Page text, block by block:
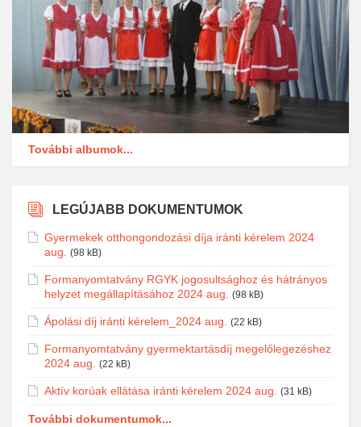
További albumok...
LEGÚJABB DOKUMENTUMOK
Gyermekek otthongondozási díja iránti kérelem 2024
aug.
(98 kB)
Formanyomtatvány RGYK jogosultsághoz és hátrányos
helyzet megállapításához 2024 aug.
(98 kB)
Ápolási díj iránti kérelem_2024 aug. (22 kB)
Formanyomtatvány gyermektartásdíj megelőlegezéshez
2024 aug.
(22 kB)
Aktív korúak ellátása iránti kérelem 2024 aug. (31 kB)
További dokumentumok...